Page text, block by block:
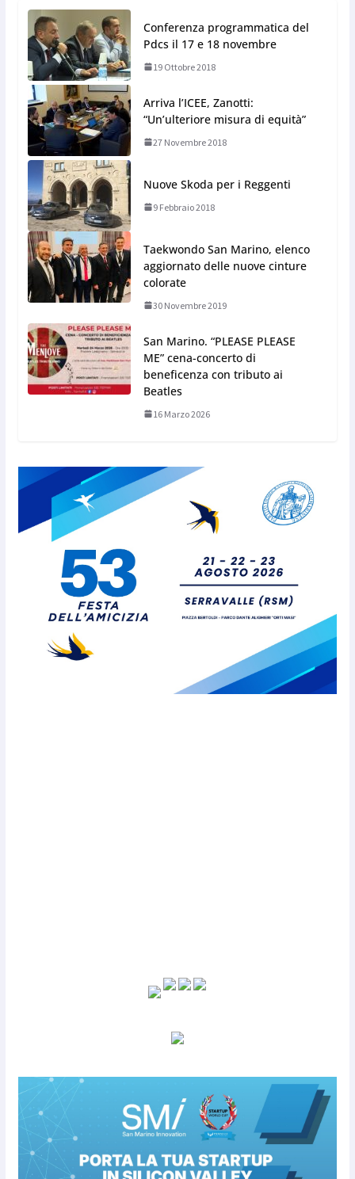
Conferenza programmatica del
Pdcs il 17 e 18 novembre
19 Ottobre 2018
Arriva l’ICEE, Zanotti:
“Un’ulteriore misura di equità”
27 Novembre 2018
Nuove Skoda per i Reggenti
9 Febbraio 2018
Taekwondo San Marino, elenco
aggiornato delle nuove cinture
colorate
30 Novembre 2019
San Marino. “PLEASE PLEASE
ME” cena-concerto di
beneficenza con tributo ai
Beatles
16 Marzo 2026